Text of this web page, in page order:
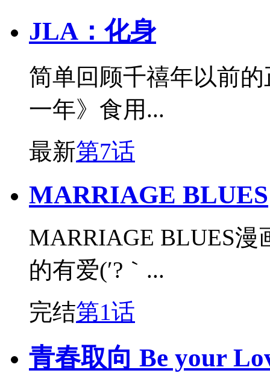
JLA：化身
简单回顾千禧年以前
一年》食用...
最新第7话
MARRIAGE BLUES
MARRIAGE BLUES
的有爱(′?｀...
完结第1话
青春取向 Be your